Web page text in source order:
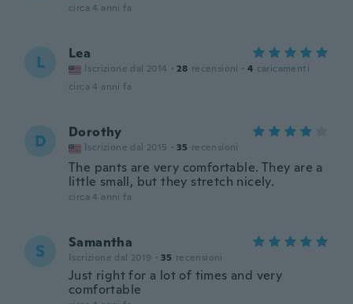
circa 4 anni fa
L Lea
Iscrizione dal 2014 · 28 recensioni · 4 caricamenti
circa 4 anni fa
D Dorothy
Iscrizione dal 2015 · 35 recensioni
The pants are very comfortable. They are a
little small, but they stretch nicely.
circa 4 anni fa
S Samantha
Iscrizione dal 2019 · 35 recensioni
Just right for a lot of times and very
comfortable